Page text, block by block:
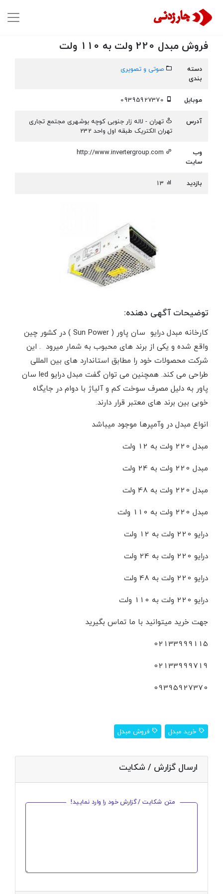
فروش مبدل 220 ولت به 110 ولت
دسته
بندی
صوتی و تصویری
موبایل
آدرس
تهران - لاله زار جنوبی کوچه بوشهری مجتمع تجاری
تهران الکتریک طبقه اول واحد 232
وب
سایت
http://www.invertergroup.com
بازدید
توضیحات آگهی دهنده:
کارخانه مبدل درایو سان پاور ( Sun Power ) در کشور چین
واقع شده و یکی از برند های محبوب به شمار میرود . این
شرکت محصولات خود را مطابق استاندارد های بین المللی
طراحی می کند. همچنین می توان گفت مبدل درایو led سان
پاور به دلیل مصرف سوخت کم و آلیاژ با دوام در جایگاه
خوبی بین برند های معتبر قرار دارند.
انواع مبدل در وآمپرها موجود میباشد
مبدل 220 ولت به 12 ولت
مبدل 220 ولت به 24 ولت
مبدل 220 ولت به 48 ولت
مبدل 220 ولت به 110 ولت
درایو 220 ولت به 12 ولت
درایو 220 ولت به 24 ولت
درایو 220 ولت به 48 ولت
درایو 220 ولت به 110 ولت
جهت خرید میتوانید با ما تماس بگیرید
02133999115
02133999719
09395927370
خرید مبدل فروش مبدل
ارسال گزارش / شکایت
متن شکایت / گزارش خود را وارد نمایید!